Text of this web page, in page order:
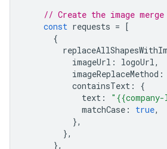
// Create the image
const requests =
[
{
imageUrl : logoUrl,
imageReplaceMethod :
containsText :
{
text :
matchCase : true,
},
},
},